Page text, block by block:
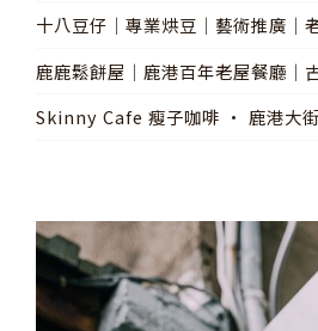
十八豆仔│專業烘豆│藝術推廣│
鹿鹿鬆餅屋│鹿港百年老屋餐廳│
Skinny Cafe 瘦子咖啡 • 鹿港大